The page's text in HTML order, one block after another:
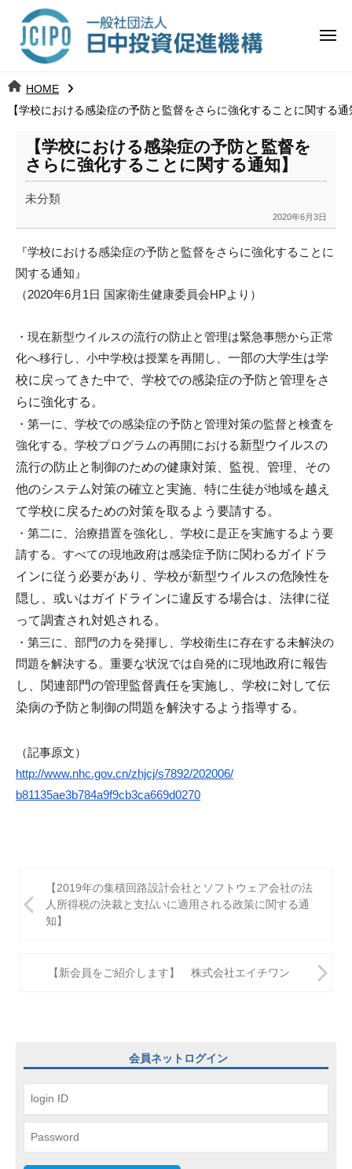
ツ 日
中
投
資
進
機
j
c
メ
HOME
【学校における感染症の予防と監督をさらに強化することに関する通
【学校における感染症の予防と監督を
さらに強化することに関する通知】
未分類
2020年6月3日
k
a
n
u
『学校における感染症の予防と監督をさらに強化することに
関する通知』
（2020年6月1日 国家衛生健康委員会HPより）
・ 現在新型ウイルスの流行の防止と管理は緊急事態から正常
化へ移行し、小中学校は授業を再開し、 一部の大学生は学
校に戻ってきた中で、 学校での感染症の予防と管理をさ
らに強化する。
・第一に、 学校での感染症の予防と管理対策の監督と検査を
強化する。 学校プログラムの再開における新型ウイルスの
流行の防止と制御のための健康対策、監視、管理、 その
他のシステム対策の確立と実施、 特に生徒が地域を越え
て学校に戻るための対策を取るよう要請する。
・第二に、治療措置を強化し、 学校に是正を実施するよう要
請する。 すべての現地政府は感染症予防に関わるガイドラ
インに従う必要があり、 学校が新型ウイルスの危険性を
隠し、或いはガイドラインに違反する場合は、法律に従
って調査され対処される。
・第三に、部門の力を発揮し、 学校衛生に存在する未解決の
問題を解決する。 重要な状況では自発的に現地政府に報告
し、関連部門の管理監督責任を実施し、 学校に対して伝
染病の予防と制御の問題を解決するよう指導する。
（記事原文）
http://www.nhc.gov.cn/zhjcj/s7892/202006/
b81135ae3b784a9f9cb3ca669d0270
稿
ョ
ン
【2019年の集積回路設計会社とソフトウェア会社の法
人所得税の決裁と支払いに適用される政策に関する通
知】
【新会員をご紹介します】 株式会社エイチワン
会員ネットログイン
日
中
資
進
機